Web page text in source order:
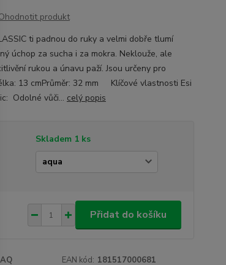
produkt
ti padnou do ruky a velmi dobře tlumí
úchop za sucha i za mokra. Neklouže, ale
rukou a únavu paží. Jsou určeny pro
13 cmPrůměr: 32 mm Klíčové vlastnosti Esi
Odolné vůči... celý popis
Skladem 1 ks
Přidat do košíku
EAN kód: 181517000681